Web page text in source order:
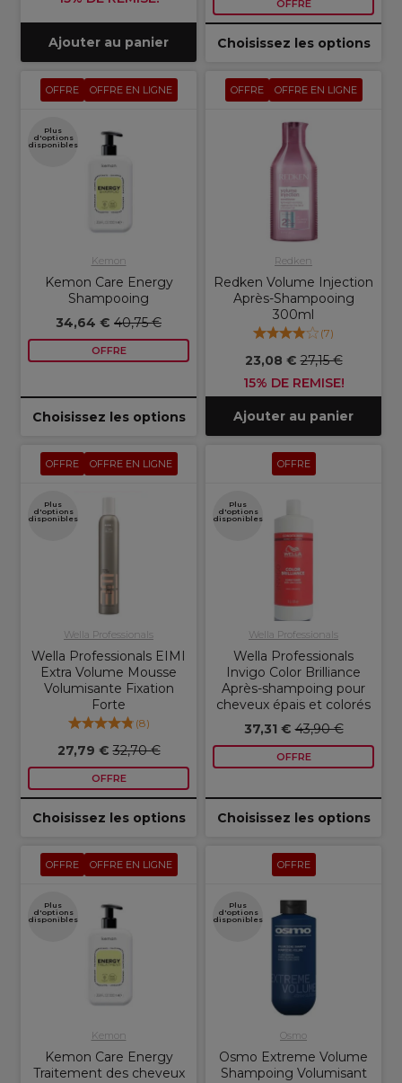
Ajouter au panier
OFFRE
Choisissez les options
OFFRE OFFRE EN LIGNE
Plus
d'options
disponibles
Kemon
Kemon Care Energy
Shampooing
34,64 € 40,75 €
OFFRE
Choisissez les options
OFFRE OFFRE EN LIGNE
Redken
Redken Volume Injection
Après-Shampooing
300ml
(7)
23,08 €27,15 €
15% DE REMISE!
Ajouter au panier
OFFRE OFFRE EN LIGNE
Plus
d'options
disponibles
Wella Professionals
Wella Professionals EIMI
Extra Volume Mousse
Volumisante Fixation
Forte
(8)
27,79 €32,70 €
OFFRE
Choisissez les options
OFFRE
Plus
d'options
disponibles
Wella Professionals
Wella Professionals
Invigo Color Brilliance
Après-shampoing pour
cheveux épais et colorés
37,31 €43,90 €
OFFRE
Choisissez les options
OFFRE OFFRE EN LIGNE
Plus
d'options
disponibles
Kemon
Kemon Care Energy
Traitement des cheveux
OFFRE
Plus
d'options
disponibles
Osmo
Osmo Extreme Volume
Shampoing Volumisant